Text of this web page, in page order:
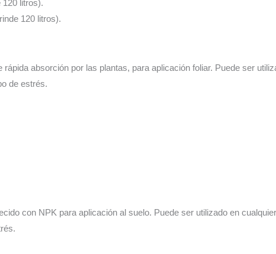
120 litros).
120 litros).
absorción por las plantas, para aplicación foliar. Puede ser
de estrés.
con NPK para aplicación al suelo. Puede ser utilizado en